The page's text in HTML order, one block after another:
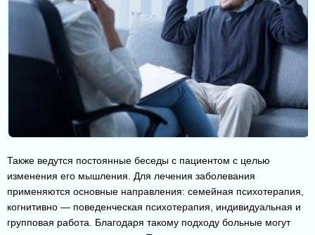
Также ведутся постоянные беседы с пациентом с целью
изменения его мышления. Для лечения заболевания
применяются основные направления: семейная психотерапия,
когнитивно — поведенческая психотерапия, индивидуальная и
групповая работа. Благодаря такому подходу больные могут